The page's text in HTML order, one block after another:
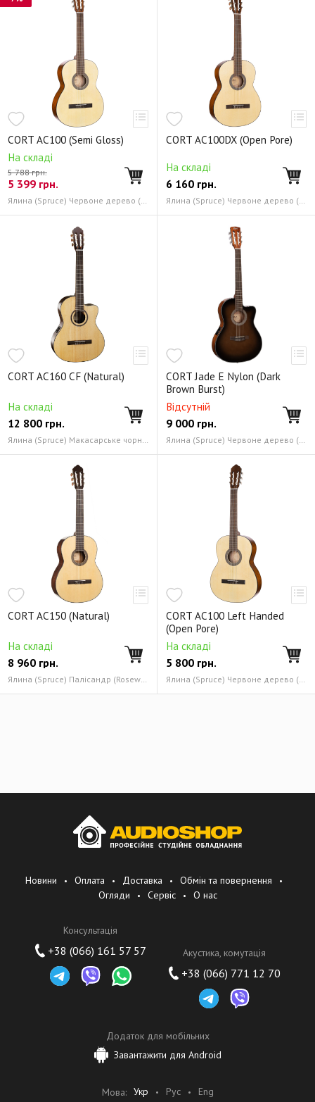
CORT AC100 (Semi Gloss)
На складі
5 788 грн.
5 399 грн.
Ялина (Spruce) Червоне дерево (Mahogany)
CORT AC100DX (Open Pore)
На складі
6 160 грн.
Ялина (Spruce) Червоне дерево (Mahogany)
CORT AC160 CF (Natural)
На складі
12 800 грн.
Ялина (Spruce) Макасарське чорне дерево (Macassar Ebony)
CORT Jade E Nylon (Dark
Brown Burst)
Відсутній
9 000 грн.
Ялина (Spruce) Червоне дерево (Mahogany)
CORT AC150 (Natural)
На складі
8 960 грн.
Ялина (Spruce) Палісандр (Rosewood)
CORT AC100 Left Handed
(Open Pore)
На складі
5 800 грн.
Ялина (Spruce) Червоне дерево (Mahogany)
Новини Оплата Доставка
Обмін та повернення
Огляди
Сервіс О нас
Консультація
+38 (066) 161 57 57 Акустика, комутація
+38 (066) 771 12 70
Додаток для мобільних
Завантажити для Android
Мова: Укр Рус Eng